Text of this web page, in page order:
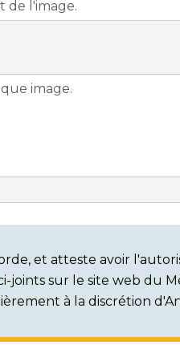
et atteste avoir
joints sur le site web du
à la discrétion